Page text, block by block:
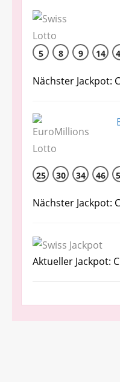
5 8 9 14
Nächster Jackpot:
25 30 34 46
Nächster Jackpot:
Aktueller Jackpot: